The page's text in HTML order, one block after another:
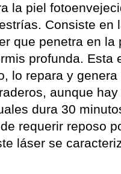
la piel
Consiste en
que penetra en la
profunda. Esta
lo repara y
aunque
dura 30
requerir reposo
láser se